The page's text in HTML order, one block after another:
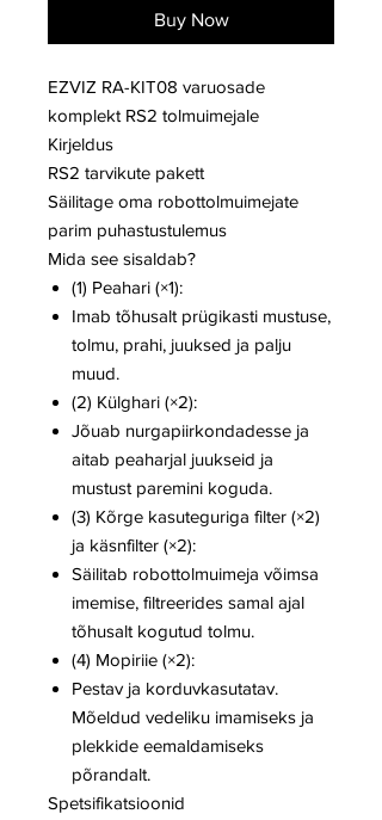
Buy Now
EZVIZ RA-KIT08 varuosade
komplekt RS2 tolmuimejale
Kirjeldus
RS2 tarvikute pakett
Säilitage oma robottolmuimejate
parim puhastustulemus
Mida see sisaldab?
(1) Peahari (×1):
Imab tõhusalt prügikasti mustuse,
tolmu, prahi, juuksed ja palju
muud.
(2) Külghari (×2):
Jõuab nurgapiirkondadesse ja
aitab peaharjal juukseid ja
mustust paremini koguda.
(3) Kõrge kasuteguriga filter (×2)
ja käsnfilter (×2):
Säilitab robottolmuimeja võimsa
imemise, filtreerides samal ajal
tõhusalt kogutud tolmu.
(4) Mopiriie (×2):
Pestav ja korduvkasutatav.
Mõeldud vedeliku imamiseks ja
plekkide eemaldamiseks
põrandalt.
Spetsifikatsioonid